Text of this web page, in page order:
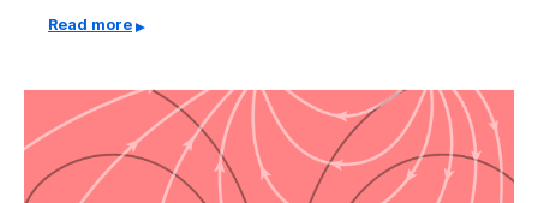
Read more